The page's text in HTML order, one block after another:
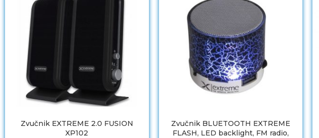
Zvučnik EXTREME 2.0 FUSION
XP102
Zvučnik BLUETOOTH EXTREME
FLASH, LED backlight, FM radio,